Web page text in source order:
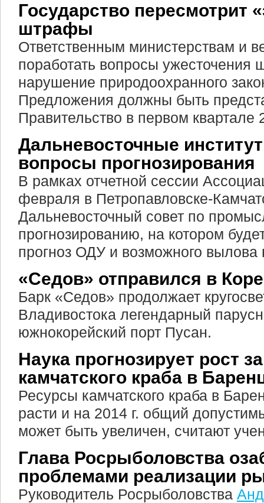
Государство пересмотрит
штрафы
Ответственным министерствам и
поработать вопросы ужесточения
нарушение природоохранного
Предложения должны быть
Правительство в первом квартале
Дальневосточные
вопросы прогнозирования
В рамках отчетной сессии
февраля в Петропавловске-
Дальневосточный совет по
прогнозированию, на котором
прогноз ОДУ и возможного вылова
«Седов» отправился в
Барк «Седов» продолжает
Владивостока легендарный
южнокорейский порт Пусан.
Наука прогнозирует рост
камчатского краба в
Ресурсы камчатского краба в
расти и на 2014 г. общий
может быть увеличен, считают
Глава Росрыболовства
проблемами реализации
Руководитель Росрыболовства